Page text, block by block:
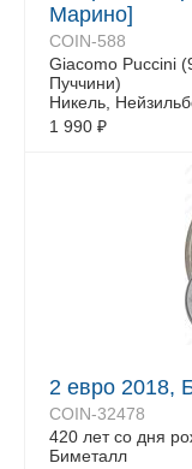
Марино]
COIN-588
Giacomo Puccini
Пуччини)
Никель,
1 990 ₽
2 евро 2018,
COIN-32478
420 лет со дня
Биметалл